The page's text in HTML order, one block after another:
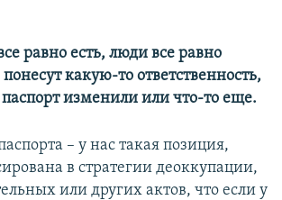
720p 1080p
720p
1080p
равно есть, люди все равно
какую-то ответственность,
изменили или что-то еще.
– у нас такая позиция,
в стратегии деоккупации,
или других актов, что если у